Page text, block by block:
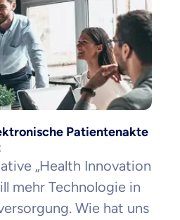
Patientenakte
„Health Innovation
mehr Technologie in
Wie hat uns
Informationen